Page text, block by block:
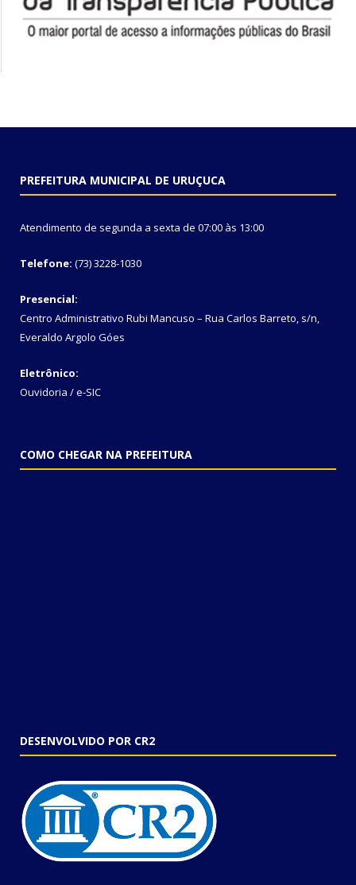
PREFEITURA MUNICIPAL DE URUÇUCA
Atendimento de segunda a sexta de 07:00 às 13:00
Telefone: (73) 3228-1030
Presencial:
Centro Administrativo Rubi Mancuso – Rua Carlos Barreto, s/n,
Everaldo Argolo Góes
Eletrônico:
Ouvidoria /e-SIC
COMO CHEGAR NA PREFEITURA
DESENVOLVIDO POR CR2